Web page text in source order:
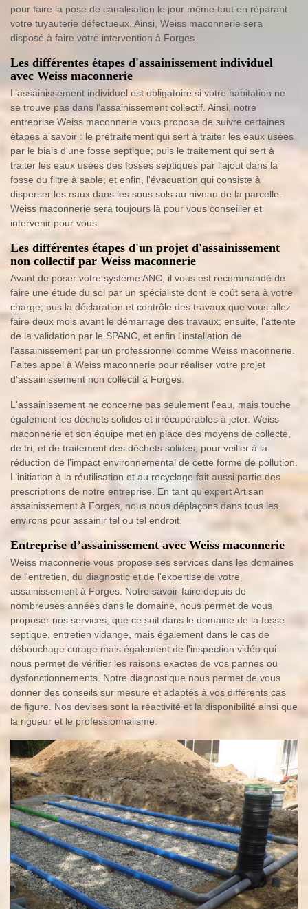
pour faire la pose de canalisation le jour même tout en réparant
votre tuyauterie défectueux. Ainsi, Weiss maconnerie sera
disposé à faire votre intervention à Forges.
Les différentes étapes d'assainissement individuel
avec Weiss maconnerie
L’assainissement individuel est obligatoire si votre habitation ne
se trouve pas dans l'assainissement collectif. Ainsi, notre
entreprise Weiss maconnerie vous propose de suivre certaines
étapes à savoir : le prétraitement qui sert à traiter les eaux usées
par le biais d'une fosse septique; puis le traitement qui sert à
traiter les eaux usées des fosses septiques par l'ajout dans la
fosse du filtre à sable; et enfin, l'évacuation qui consiste à
disperser les eaux dans les sous sols au niveau de la parcelle.
Weiss maconnerie sera toujours là pour vous conseiller et
intervenir pour vous.
Les différentes étapes d'un projet d'assainissement
non collectif par Weiss maconnerie
Avant de poser votre système ANC, il vous est recommandé de
faire une étude du sol par un spécialiste dont le coût sera à votre
charge; pus la déclaration et contrôle des travaux que vous allez
faire deux mois avant le démarrage des travaux; ensuite, l'attente
de la validation par le SPANC, et enfin l'installation de
l'assainissement par un professionnel comme Weiss maconnerie.
Faites appel à Weiss maconnerie pour réaliser votre projet
d'assainissement non collectif à Forges.
L'assainissement ne concerne pas seulement l'eau, mais touche
également les déchets solides et irrécupérables à jeter. Weiss
maconnerie et son équipe met en place des moyens de collecte,
de tri, et de traitement des déchets solides, pour veiller à la
réduction de l'impact environnemental de cette forme de pollution.
L’initiation à la réutilisation et au recyclage fait aussi partie des
prescriptions de notre entreprise. En tant qu’expert Artisan
assainissement à Forges, nous nous déplaçons dans tous les
environs pour assainir tel ou tel endroit.
Entreprise d’assainissement avec Weiss maconnerie
Weiss maconnerie vous propose ses services dans les domaines
de l'entretien, du diagnostic et de l'expertise de votre
assainissement à Forges. Notre savoir-faire depuis de
nombreuses années dans le domaine, nous permet de vous
proposer nos services, que ce soit dans le domaine de la fosse
septique, entretien vidange, mais également dans le cas de
débouchage curage mais également de l'inspection vidéo qui
nous permet de vérifier les raisons exactes de vos pannes ou
dysfonctionnements. Notre diagnostique nous permet de vous
donner des conseils sur mesure et adaptés à vos différents cas
de figure. Nos devises sont la réactivité et la disponibilité ainsi que
la rigueur et le professionnalisme.